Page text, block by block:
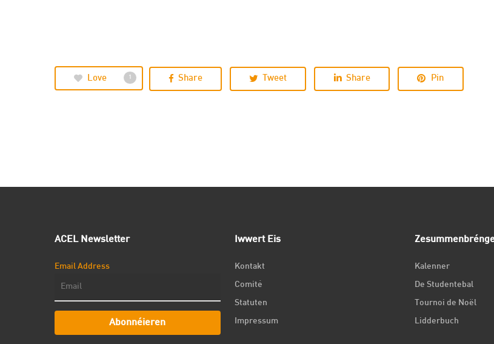
Love 1 Share Tweet Share Pin
ACEL Newsletter
Email Address
Abonnéieren
Iwwert Eis
Kontakt
Comité
Statuten
Impressum
Kalenner
De Studentebal
Tournoi de Noël
Lidderbuch